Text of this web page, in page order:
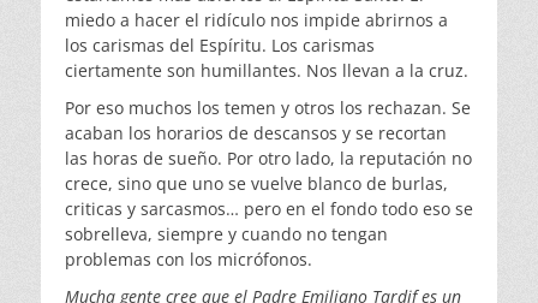
miedo a hacer el ridículo nos impide abrirnos a
los carismas del Espíritu. Los carismas
ciertamente son humillantes. Nos llevan a la cruz.
Por eso muchos los temen y otros los rechazan. Se
acaban los horarios de descansos y se recortan
las horas de sueño. Por otro lado, la reputación no
crece, sino que uno se vuelve blanco de burlas,
criticas y sarcasmos… pero en el fondo todo eso se
sobrelleva, siempre y cuando no tengan
problemas con los micrófonos.
Mucha gente cree que el Padre Emiliano Tardif es un